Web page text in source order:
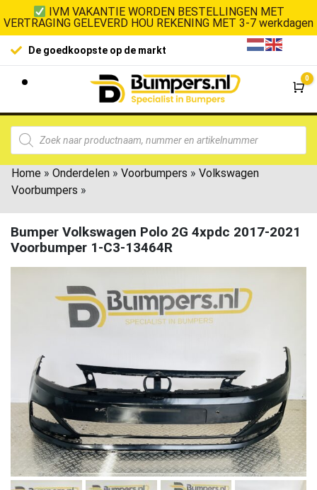
IVM VAKANTIE WORDEN BESTELLINGEN MET
VERTRAGING GELEVERD HOU REKENING MET 3-7 werkdagen
De goedkoopste op de markt
0
Home » Onderdelen » Voorbumpers » Volkswagen
Voorbumpers »
Bumper Volkswagen Polo 2G 4xpdc 2017-2021
Voorbumper 1-C3-13464R